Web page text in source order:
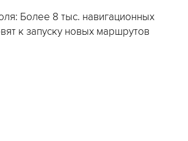
Более 8 тыс. навигационных
к запуску новых маршрутов